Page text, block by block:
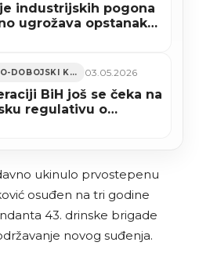
industrijskih pogona
ugrožava opstanak
ZENIČKO-DOBOJSKI KANTON 03.05.2026
BiH još se čeka na
regulativu o
ukinulo prvostepenu
osuđen na tri godine
43. drinske brigade
novog suđenja.